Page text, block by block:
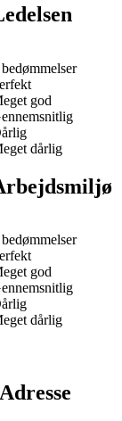
god
dårlig
god
dårlig
Adresse